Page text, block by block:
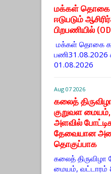
மக்கள் தொகை
ஈடுபடும்
பிறபணியில்
மக்கள் தொகை
பணி31.08.2026
01.08.2026
Aug 07 2026
கலைத்
குறுவள
அளவில்
தேவையான
தொகுப்பாக
கலைத்
மையம், வட்டாரம்